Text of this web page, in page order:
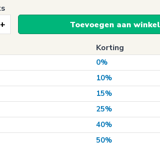
Toevoegen aan
Korting
0%
10%
15%
25%
40%
50%